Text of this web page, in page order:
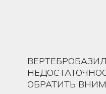
ОБРАТИТЬ